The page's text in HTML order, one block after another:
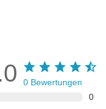
0
0 Bewertungen